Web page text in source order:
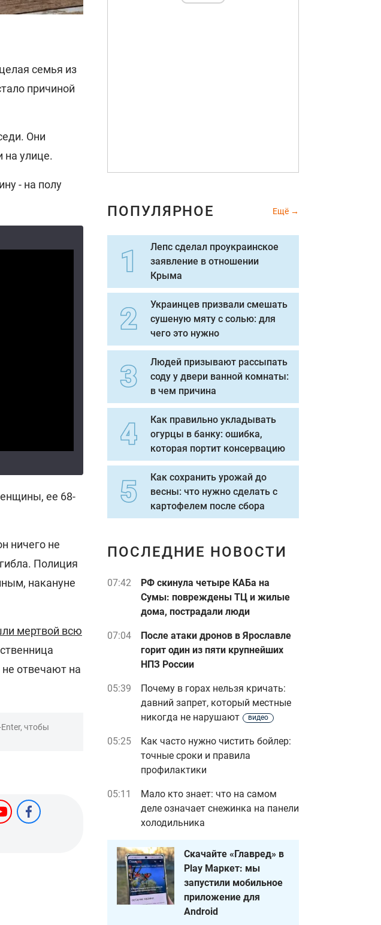
семья из
причиной
Они
на улице.
- на полу
ее 68-
ничего не
Полиция
накануне
мертвой всю
отвечают на
чтобы
ПОПУЛЯРНОЕ Ещё
Лепс сделал проукраинское
заявление в отношении
Крыма
Украинцев призвали смешать
сушеную мяту с солью: для
чего это нужно
Людей призывают рассыпать
соду у двери ванной комнаты:
в чем причина
Как правильно укладывать
огурцы в банку: ошибка,
которая портит консервацию
Как сохранить урожай до
весны: что нужно сделать с
картофелем после сбора
ПОСЛЕДНИЕ НОВОСТИ
07:42
РФ скинула четыре КАБа на
Сумы: повреждены ТЦ и жилые
дома, пострадали люди
07:04
После атаки дронов в Ярославле
горит один из пяти крупнейших
НПЗ России
05:39
Почему в горах нельзя кричать:
давний запрет, который местные
никогда не нарушают
видео
05:25
Как часто нужно чистить бойлер:
точные сроки и правила
профилактики
05:11
Мало кто знает: что на самом
деле означает снежинка на панели
холодильника
Скачайте «Главред» в
Play Маркет: мы
запустили мобильное
приложение для
Android